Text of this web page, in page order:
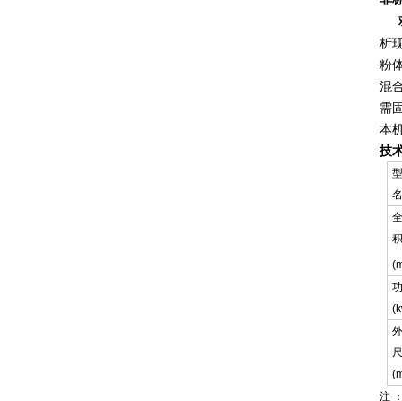
析
粉
混
需
本
技
积
注 ：